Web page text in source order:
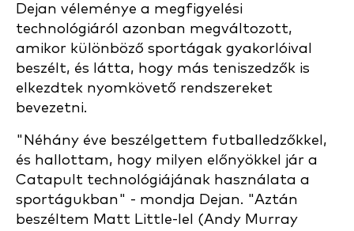
Dejan véleménye a megfigyelési
technológiáról azonban megváltozott,
amikor különböző sportágak gyakorlóival
beszélt, és látta, hogy más teniszedzők is
elkezdtek nyomkövető rendszereket
bevezetni.
"Néhány éve beszélgettem futballedzőkkel,
és hallottam, hogy milyen előnyökkel jár a
Catapult technológiájának használata a
sportágukban" - mondja Dejan. "Aztán
beszéltem Matt Little-lel (Andy Murray